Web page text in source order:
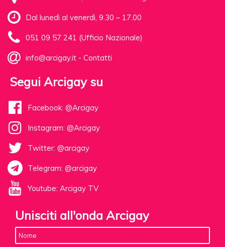
Dal lunedì al venerdì, 9.30 – 17.00
051 09 57 241 (Ufficio Nazionale)
info@arcigay.it - Contatti
Segui Arcigay su
Facebook: @Arcigay
Instagram: @Arcigay
Twitter: @arcigay
Telegram: @arcigay
Youtube: Arcigay TV
Unisciti all'onda Arcigay